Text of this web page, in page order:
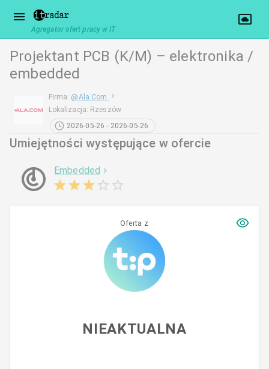
Agregator ofert pracy w IT
Projektant PCB (K/M) – elektronika /
embedded
Firma: @Ala.Com
Lokalizacja: Rzeszów
2026-05-26 - 2026-05-26
Umiejętności występujące w ofercie
Embedded
Oferta z
NIEAKTUALNA